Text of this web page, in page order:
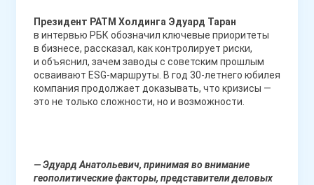
Президент РАТМ Холдинга Эдуард Таран
в интервью РБК обозначил ключевые приоритеты
в бизнесе, рассказал, как контролирует риски,
и объяснил, зачем заводы с советским прошлым
осваивают ESG-маршруты. В год 30-летнего юбилея
компания продолжает доказывать, что кризисы —
это не только сложности, но и возможности.
— Эдуард Анатольевич, принимая во внимание
геополитические факторы, представители деловых